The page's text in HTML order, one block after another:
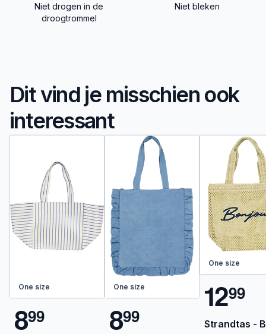
Niet drogen in de
droogtrommel
Niet bleken
Dit vind je misschien ook
interessant
One size
899
One size
899
One size
1299
Strandtas -